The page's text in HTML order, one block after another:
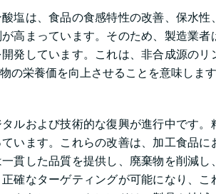
塩は、食品の食感特性の改善、保水
高まっています。そのため、製造業
発しています。これは、非合成源の
の栄養価を向上させることを意味します
ルおよび技術的な復興が進行中です
います。これらの改善は、加工食品
貫した品質を提供し、廃棄物を削減
確なターゲティングが可能になり、